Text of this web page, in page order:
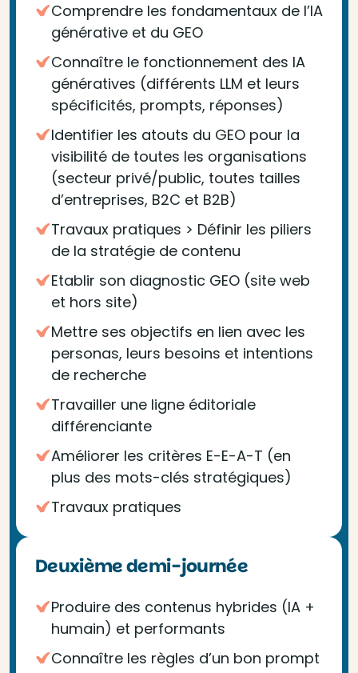
Comprendre les fondamentaux de l’IA
générative et du GEO
Connaître le fonctionnement des IA
génératives (différents LLM et leurs
spécificités, prompts, réponses)
Identifier les atouts du GEO pour la
visibilité de toutes les organisations
(secteur privé/public, toutes tailles
d’entreprises, B2C et B2B)
Travaux pratiques > Définir les piliers
de la stratégie de contenu
Etablir son diagnostic GEO (site web
et hors site)
Mettre ses objectifs en lien avec les
personas, leurs besoins et intentions
de recherche
Travailler une ligne éditoriale
différenciante
Améliorer les critères E-E-A-T (en
plus des mots-clés stratégiques)
Travaux pratiques
Deuxième demi-journée
Produire des contenus hybrides (IA +
humain) et performants
Connaître les règles d’un bon prompt